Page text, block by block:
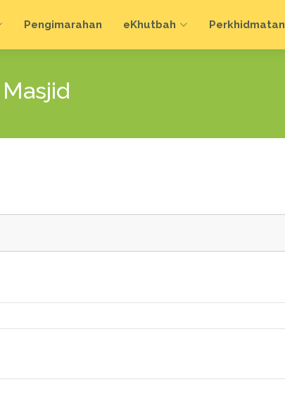
Pengimarahan eKhutbah Perkhidmatan